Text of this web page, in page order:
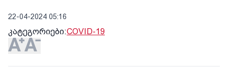
22-04-2024 05:16
კატეგორიები:COVID-19